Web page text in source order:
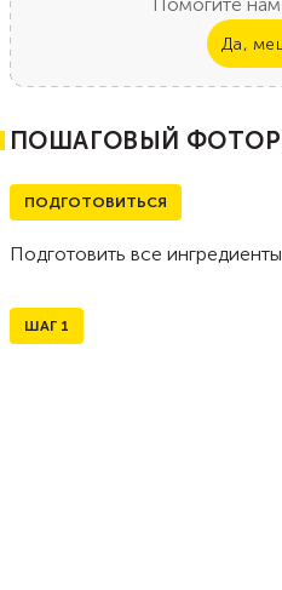
Да,
ПОШАГОВЫЙ
ПОДГОТОВИТЬСЯ
Подготовить все
ШАГ 1